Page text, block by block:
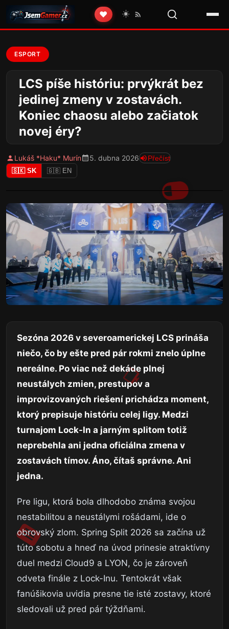
❤️ ☀️
ESPORT
LCS píše históriu: prvýkrát bez
jedinej zmeny v zostavách.
Koniec chaosu alebo začiatok
novej éry?
Lukáš *Haku* Murín 5. dubna 2026 Přečíst
🇸🇰 SK 🇬🇧 EN
Sezóna 2026 v severoamerickej LCS prináša
niečo, čo by ešte pred pár rokmi znelo úplne
nereálne. Po viac než dekáde plnej
neustálych zmien, prestupov a
improvizovaných riešení prichádza moment,
ktorý prepisuje históriu celej ligy. Medzi
turnajom Lock-In a jarným splitom totiž
neprebehla ani jedna oficiálna zmena v
zostavách tímov. Áno, čítaš správne. Ani
jedna.
Pre ligu, ktorá bola dlhodobo známa svojou
nestabilitou a neustálymi rošádami, ide o
obrovský zlom. Spring Split 2026 sa začína už
túto sobotu a hneď na úvod prinesie atraktívny
duel medzi Cloud9 a LYON, čo je zároveň
odveta finále z Lock-Inu. Tentokrát však
fanúšikovia uvidia presne tie isté zostavy, ktoré
sledovali už pred pár týždňami.